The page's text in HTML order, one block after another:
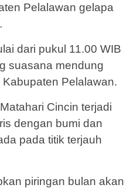
Pelalawan gelapa
dari pukul 11.00 WIB
suasana mendung
Pelalawan.
Cincin terjadi
dengan bumi dan
pada titik terjauh
piringan bulan akan